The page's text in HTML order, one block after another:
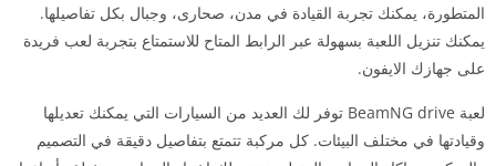
المتطورة، يمكنك تجربة القيادة في مدن، صحارى، وجبال بكل تفاصيلها.
يمكنك تنزيل اللعبة بسهولة عبر الرابط المتاح للاستمتاع بتجربة لعب فريدة
على جهازك الايفون.
لعبة BeamNG drive توفر لك العديد من السيارات التي يمكنك تعديلها
وقيادتها في مختلف البيئات. كل مركبة تتمتع بتفاصيل دقيقة في التصميم